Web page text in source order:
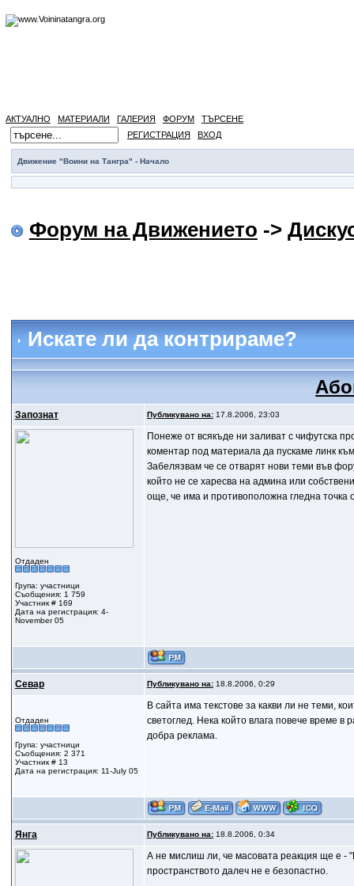
АКТУАЛНО МАТЕРИАЛИ ГАЛЕРИЯ ФОРУМ
ТЪРСЕНЕ
РЕГИСТРАЦИЯ
ВХОД
Движение "Воини на Тангра" - Начало
Форум на Движението ->
Искате ли да контрираме?
Запознат Публикувано на:17.8.2006, 23:03
Отдаден
Група: участници
Съобщения: 1 759
Участник # 169
Дата на регистрация: 4-
November 05
Понеже от всякъде ни заливат с чифутска
коментар под материала да пускаме линк
Забелязвам че се отварят нови теми във
който не се харесва на админа или
още, че има и противоположна гледна точка
Севар Публикувано на:18.8.2006, 0:29
Отдаден
Група: участници
Съобщения: 2 371
Участник # 13
Дата на регистрация: 11-July 05
В сайта има текстове за какви ли не теми,
светоглед. Нека който влага повече време
добра реклама.
Янга Публикувано на:18.8.2006, 0:34
А не мислиш ли, че масовата реакция ще е -
пространството далеч не е безопастно.